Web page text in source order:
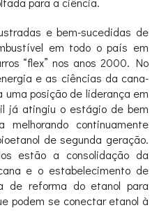
e bem-sucedidas de
em todo o país em
“flex” nos anos 2000. No
e as ciências da cana-
uma posição de liderança em
já atingiu o estágio de bem
continuamente
de segunda geração.
estão a consolidação da
e o estabelecimento de
de reforma do etanol para
podem se conectar etanol à